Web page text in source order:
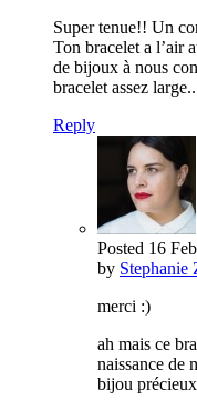
Super tenue!! Un
Ton bracelet a l’air
de bijoux à nous
bracelet assez large..
Reply
Posted 16
by
merci :)
ah mais ce
naissance de
bijou